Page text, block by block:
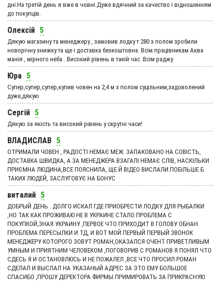
дні.На третій день я вже в човні.Дуже вдячний за качество і відношенням
до покупців.
Олексій 5
Дякую магазину та менеджеру , замовив лодку т 280 з полом зробили
новорічну знижку та ще і доставка безкоштовна. Всім працівникам Аква
манія , мірного неба . Високий рівень в такій час .Всім раджу.
Юра 5
Супер,супер,супер,купив човен на 2,4 м з полом суцільним,задоволений
дуже,дякую
Сергій 5
Дякую за якість та високий рівень у скрутні часи!
ВЛАДИСЛАВ 5
ОТРИМАЛИ ЧОВЕН , РАДОСТІ НЕМАЄ МЕЖ. ЗАПАКОВАНО НА СОВІСТЬ,
ДОСТАВКА ШВИДКА, А ЗА МЕНЕДЖЕРА ВЗАГАЛІ НЕМАЄ СЛІВ, НАСКІЛЬКИ
ПРИЄМНА ЛЮДИНА,ВСЕ ПОЯСНИЛА, ЩЕ Й ВІДЕО ВИСЛАЛИ.ПОБІЛЬШЕ Б
ТАКИХ ЛЮДЕЙ, ЗАСЛУГОВУЄ НА БОНУС
виталий 5
ДОБРЫЙ ДЕНЬ . ДОЛГО ИСКАЛ ГДЕ ПРИОБРЕСТИ ЛОДКУ ДЛЯ РЫБАЛКИ
,НО ТАК КАК ПРОЖИВАЮ НЕ В УКРАИНЕ СТАЛО ПРОБЛЕМА С
ПОКУПКОЙ,ЗНАЯ УКРАИНУ ,ПЕРВОЕ ЧТО ПРИХОДИТ В ГОЛОВУ ОБНАН
ПРОБЛЕМА ПЕРЕСЫЛКИ И ТД, И ВОТ МОЙ ПЕРВЫЙ ПЕРВЫЙ ЗВОНОК
МЕНЕДЖЕРУ КОТОРОГО ЗОВУТ РОМАН,ОКАЗАЛСЯ ОЧЕНТ ПРИВЕТЛИВЫМ
УМНЫМ И ПРИЯТНИМ ЧЕЛОВЕКОМ ,ПОГОВОРИВ С РОМАНОВ Я ПОНЯЛ ЧТО
СДЕСЬ Я И ОСТАНОВЛЮСЬ И НЕ ПОЖАЛЕЛ ,ВСЕ ЧТО ПРОСИЛ РОМАН
СДЕЛАЛ И ВЫСЛАЛ НА УКАЗАНЫЙ АДРЕС ЗА ЭТО ЕМУ БОЛЬШОЕ
СПАСИБО ,ПРОШУ ДЕРЕКТОРА ФИРМЫ ПРИМИРОВАТЬ ЗА ПРИКРАСНУЮ